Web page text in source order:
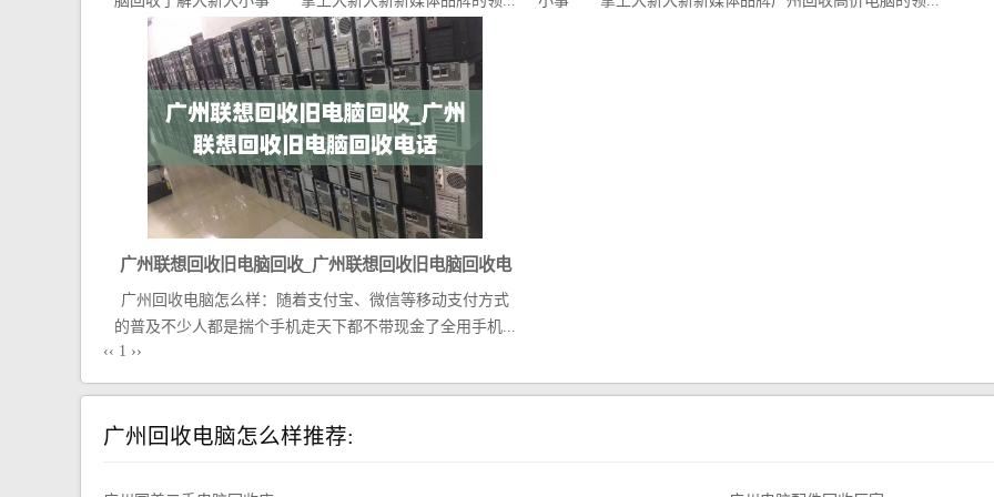
广州联想回收旧电脑回收_广州联想回收旧电脑回收电
话
广州回收电脑怎么样：随着支付宝、微信等移动支付方式
的普及不少人都是揣个手机走天下都不带现金了全用手机...
‹‹ 1 ››
广州回收电脑怎么样推荐: